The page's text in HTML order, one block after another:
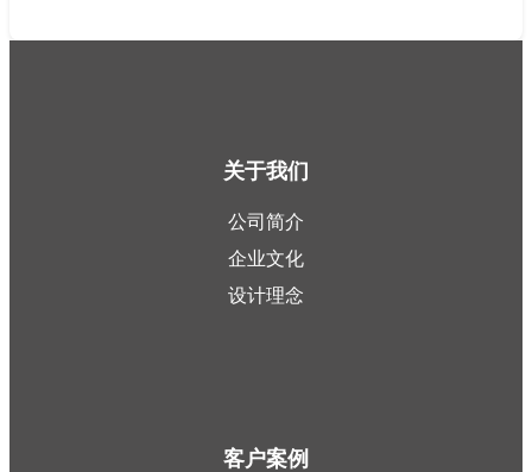
关于我们
公司简介
企业文化
设计理念
客户案例